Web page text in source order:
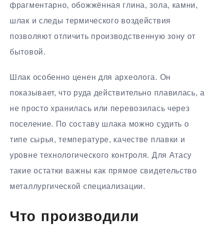
фрагментарно, обожжённая глина, зола, камни,
шлак и следы термического воздействия
позволяют отличить производственную зону от
бытовой.
Шлак особенно ценен для археолога. Он
показывает, что руда действительно плавилась, а
не просто хранилась или перевозилась через
поселение. По составу шлака можно судить о
типе сырья, температуре, качестве плавки и
уровне технологического контроля. Для Атасу
такие остатки важны как прямое свидетельство
металлургической специализации.
Что производили